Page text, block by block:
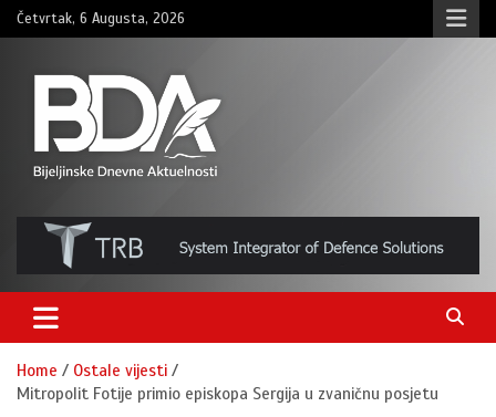
Skip
to
Četvrtak, 6 Augusta, 2026
BNDAN.com
Home
Ostale vijesti
Mitropolit Fotije primio episkopa Sergija u zvaničnu posjetu